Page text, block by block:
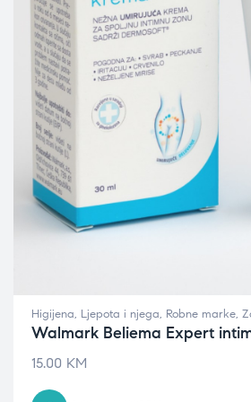
Higijena, Ljepota i njega, Robne marke,
Walmark Beliema Expert
15.00 KM